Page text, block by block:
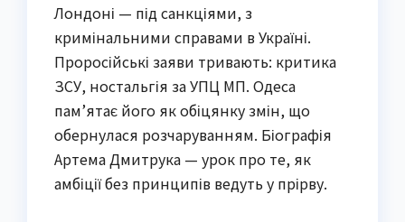
Лондоні — під санкціями, з
кримінальними справами в Україні.
Проросійські заяви тривають: критика
ЗСУ, ностальгія за УПЦ МП. Одеса
пам’ятає його як обіцянку змін, що
обернулася розчаруванням. Біографія
Артема Дмитрука — урок про те, як
амбіції без принципів ведуть у прірву.